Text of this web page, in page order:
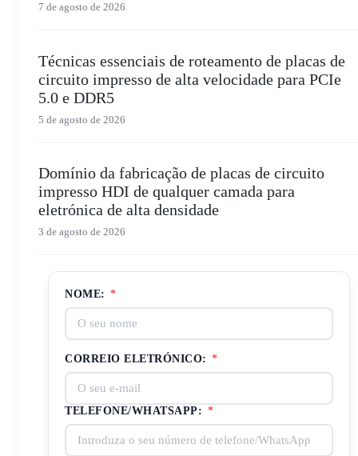
7 de agosto de 2026
Técnicas essenciais de roteamento de placas de
circuito impresso de alta velocidade para PCIe
5.0 e DDR5
5 de agosto de 2026
Domínio da fabricação de placas de circuito
impresso HDI de qualquer camada para
eletrónica de alta densidade
3 de agosto de 2026
NOME: *
CORREIO ELETRÓNICO: *
TELEFONE/WHATSAPP: *